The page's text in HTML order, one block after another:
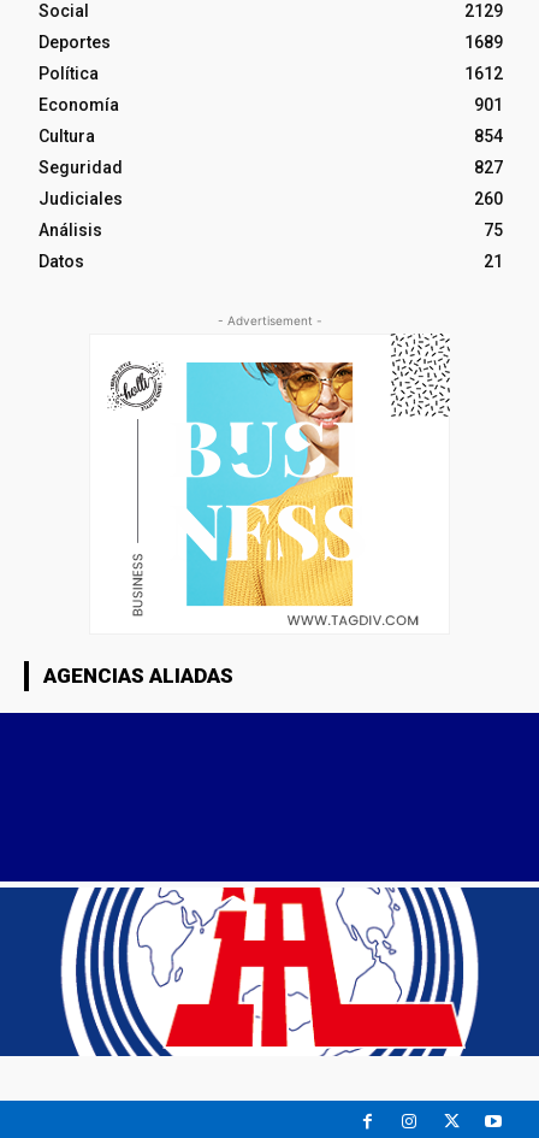
Social
2129
Deportes
1689
Política
1612
Economía
901
Cultura
854
Seguridad
827
Judiciales
260
Análisis
75
Datos
21
- Advertisement -
AGENCIAS ALIADAS